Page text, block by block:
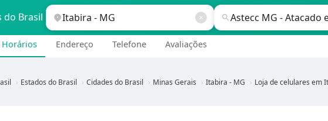
do Brasil
Horários Endereço Telefone Avaliações
Estados do Brasil Cidades do Brasil Minas Gerais Itabira - MG Loja de celulares em